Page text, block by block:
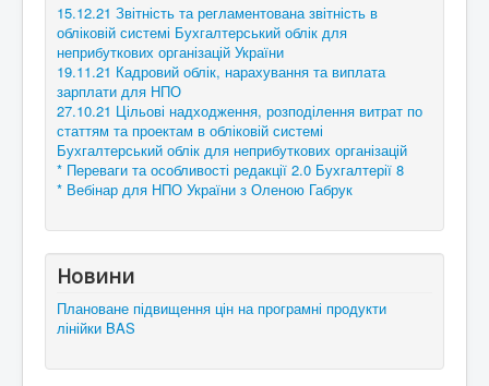
15.12.21 Звітність та регламентована звітність в
обліковій системі Бухгалтерський облік для
неприбуткових організацій України
19.11.21 Кадровий облік, нарахування та виплата
зарплати для НПО
27.10.21 Цільові надходження, розподілення витрат по
статтям та проектам в обліковій системі
Бухгалтерський облік для неприбуткових організацій
* Переваги та особливості редакції 2.0 Бухгалтерії 8
* Вебінар для НПО України з Оленою Габрук
Новини
Плановане підвищення цін на програмні продукти
лінійки BAS